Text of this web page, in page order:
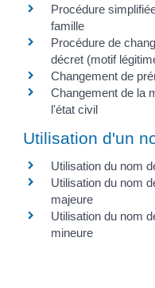
Procédure
famille
Procédure de
décret (motif
Changement de
Changement de la
l'état civil
Utilisation d'un
Utilisation du nom
Utilisation du nom
majeure
Utilisation du nom
mineure